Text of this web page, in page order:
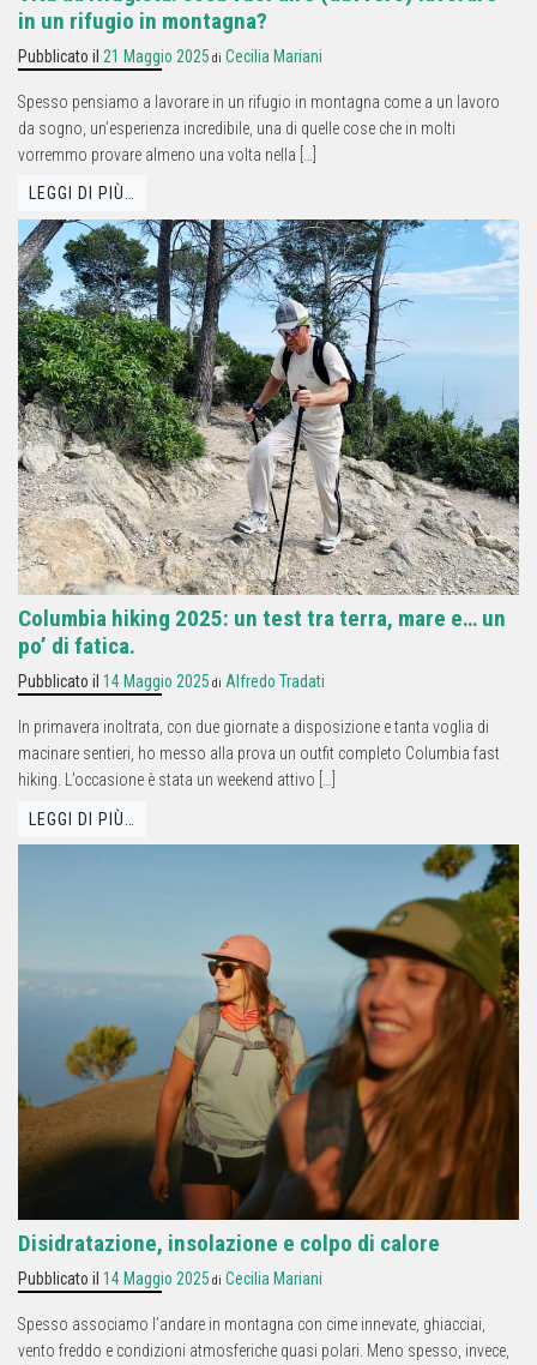
in un rifugio in montagna?
Pubblicato il 21 Maggio 2025 di Cecilia Mariani
Spesso pensiamo a lavorare in un rifugio in montagna come a un lavoro
da sogno, un’esperienza incredibile, una di quelle cose che in molti
vorremmo provare almeno una volta nella […]
LEGGI DI PIÙ…
Columbia hiking 2025: un test tra terra, mare e… un
po’ di fatica.
Pubblicato il 14 Maggio 2025 di Alfredo Tradati
In primavera inoltrata, con due giornate a disposizione e tanta voglia di
macinare sentieri, ho messo alla prova un outfit completo Columbia fast
hiking. L’occasione è stata un weekend attivo […]
LEGGI DI PIÙ…
Disidratazione, insolazione e colpo di calore
Pubblicato il 14 Maggio 2025 di Cecilia Mariani
Spesso associamo l’andare in montagna con cime innevate, ghiacciai,
vento freddo e condizioni atmosferiche quasi polari. Meno spesso, invece,